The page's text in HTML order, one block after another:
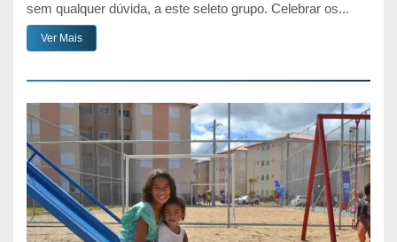
sem qualquer dúvida, a este seleto grupo. Celebrar os...
Ver Mais